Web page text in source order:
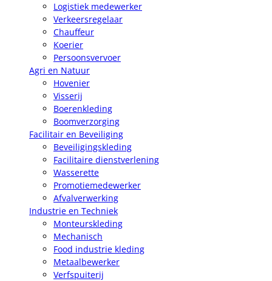
Logistiek medewerker
Verkeersregelaar
Chauffeur
Koerier
Persoonsvervoer
Agri en Natuur
Hovenier
Visserij
Boerenkleding
Boomverzorging
Facilitair en Beveiliging
Beveiligingskleding
Facilitaire dienstverlening
Wasserette
Promotiemedewerker
Afvalverwerking
Industrie en Techniek
Monteurskleding
Mechanisch
Food industrie kleding
Metaalbewerker
Verfspuiterij